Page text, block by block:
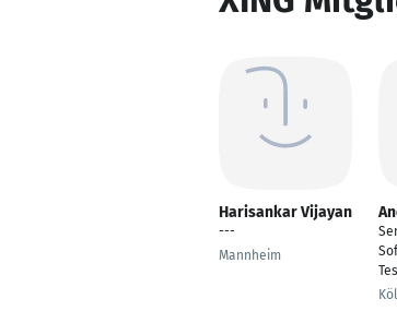
Harisankar Vijayan
---
Mannheim